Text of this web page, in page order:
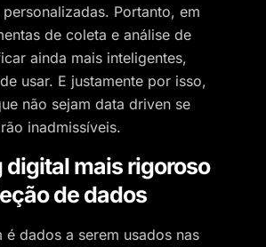
Portanto, em
de coleta e análise de
ainda mais inteligentes,
usar. E justamente por isso,
não sejam data driven se
inadmissíveis.
digital mais rigoroso
de dados
é dados a serem usados nas